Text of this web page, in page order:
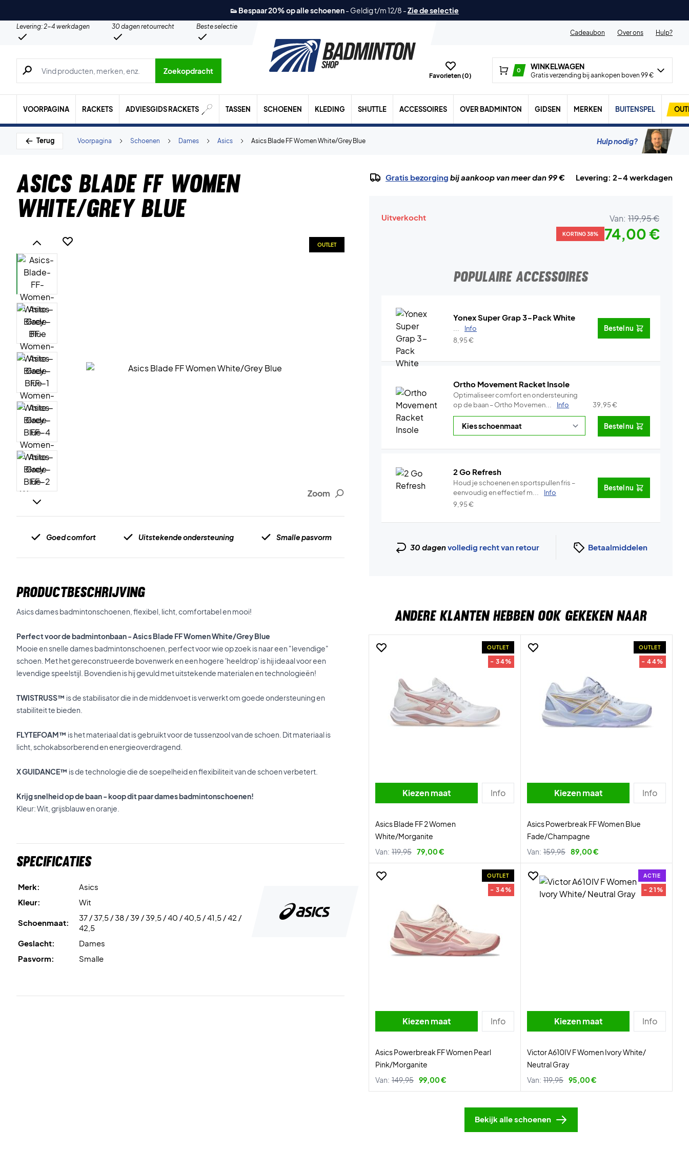
👟 Bespaar 20% op alle schoenen- Geldig t/m 12/8 -Zie de selectie
Levering: 2-4 werkdagen 30 dagen retourrecht
Beste selectie
Cadeaubon
Over ons Hulp?
Zoeken naar producten, merken etc.
Zoekopdracht
Favorieten (0)
0 WINKELWAGEN
Gratis verzending bij aankopen boven 99 €
VOORPAGINA RACKETS ADVIESGIDS RACKETS TASSEN SCHOENEN KLEDING SHUTTLE ACCESSOIRES OVER BADMINTON GIDSEN MERKEN BUITENSPEL
Terug Asics Blade FF Women White/Grey Blue
Asics
Dames
Schoenen
Voorpagina Hulp nodig?
Asics Blade FF Women
White/Grey Blue
Zoom
OUTLET
Goed comfort Uitstekende ondersteuning Smalle pasvorm
PRODUCTBESCHRIJVING
Asics dames badmintonschoenen, flexibel, licht, comfortabel en mooi!
Perfect voor de badmintonbaan - Asics Blade FF Women White/Grey Blue
Mooie en snelle dames badmintonschoenen, perfect voor wie op zoek is naar een "levendige"
schoen. Met het gereconstrueerde bovenwerk en een hogere 'heeldrop' is hij ideaal voor een
levendige speelstijl. Bovendien is hij gevuld met uitstekende materialen en technologieën!
TWISTRUSS™ is de stabilisator die in de middenvoet is verwerkt om goede ondersteuning en
stabiliteit te bieden.
FLYTEFOAM™ is het materiaal dat is gebruikt voor de tussenzool van de schoen. Dit materiaal is
licht, schokabsorberend en energieoverdragend.
X GUIDANCE™ is de technologie die de soepelheid en flexibiliteit van de schoen verbetert.
Krijg snelheid op de baan - koop dit paar dames badmintonschoenen!
Kleur: Wit, grijsblauw en oranje.
Specificaties
Merk:
Asics
Kleur:
Wit
Schoenmaat:
37 / 37,5 / 38 / 39 / 39,5 / 40 / 40,5 / 41,5 / 42 /
42,5
Geslacht:
Dames
Pasvorm:
Smalle
Gratis bezorging bij aankoop van meer dan 99 € Levering: 2-4 werkdagen
Uitverkocht Van: 119,95 €
KORTING 38% 74,00 €
POPULAIRE ACCESSOIRES
Yonex Super Grap 3-Pack White
Info
8,95€
Bestel nu
Ortho Movement Racket Insole
Optimaliseer comfort en ondersteuning
op de baan – Ortho Movemen...
Info 39,95€
Bestel nu
2 Go Refresh
Houd je schoenen en sportspullen fris –
eenvoudig en effectief m...
Info
9,95€
Bestel nu
30 dagenvolledig recht van retour Betaalmiddelen
ANDERE KLANTEN HEBBEN OOK GEKEKEN NAAR
OUTLET
- 34%
Kiezen maat Info
Asics Blade FF 2 Women
White/Morganite
Van: 119,95 79,00 €
OUTLET
- 44%
Kiezen maat Info
Asics Powerbreak FF Women Blue
Fade/Champagne
Van: 159,95 89,00 €
OUTLET
- 34%
Kiezen maat Info
Asics Powerbreak FF Women Pearl
Pink/Morganite
Van: 149,95 99,00 €
ACTIE
- 21%
Kiezen maat Info
Victor A610IV F Women Ivory White/
Neutral Gray
Van: 119,95 95,00 €
Bekijk alle schoenen